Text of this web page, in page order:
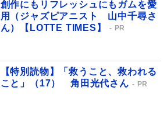
創作にもリフレッシュにもガムを愛
用（ジャズピアニスト 山中千尋さ
ん）【LOTTE TIMES】
PR
【特別読物】「救うこと、救われる
こと」（17） 角田光代さん
PR